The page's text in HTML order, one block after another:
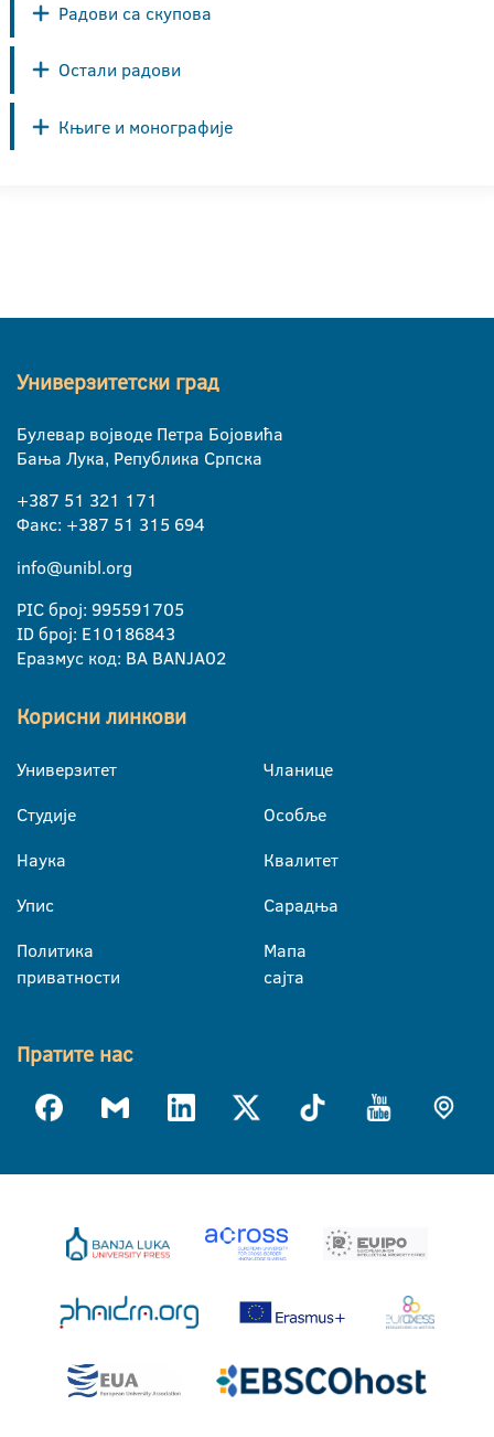
Радови са скупова
Остали радови
Књиге и монографије
Универзитетски град
Булевар војводе Петра Бојовића
Бања Лука, Република Српска
+387 51 321 171
Факс: +387 51 315 694
info@unibl.org
PIC број: 995591705
ID број: E10186843
Еразмус код: BA BANJA02
Корисни линкови
Универзитет
Студије
Наука
Упис
Политика
приватности
Чланице
Особље
Квалитет
Сарадња
Мапа
сајта
Пратите нас